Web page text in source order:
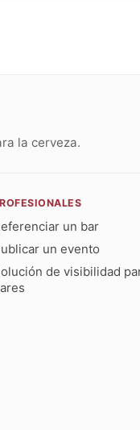
la cerveza.
un bar
un evento
de visibilidad